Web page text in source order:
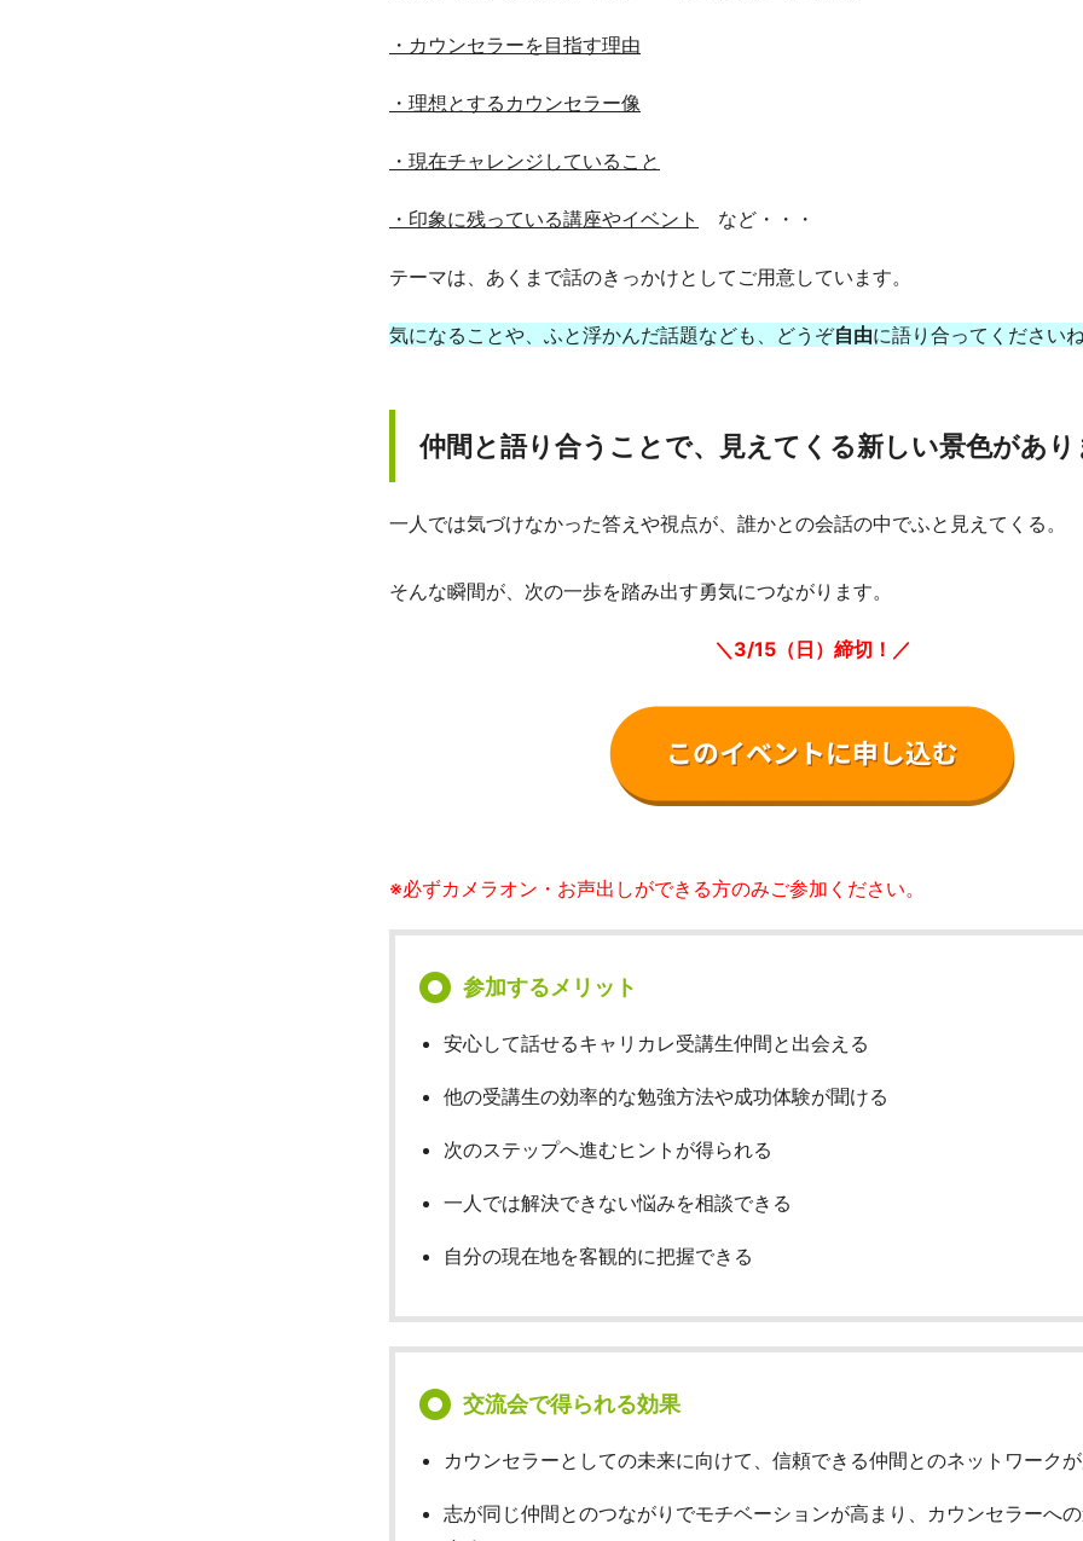
・カウンセラーを目指す理由
・理想とするカウンセラー像
・現在チャレンジしていること
・印象に残っている講座やイベント など・・・
テーマは、あくまで話のきっかけとしてご用意しています。
気になることや、ふと浮かんだ話題なども、どうぞ自由に語り合ってください
仲間と語り合うことで、見えてくる新しい景色があ
一人では気づけなかった答えや視点が、誰かとの会話の中でふと見えてくる。
そんな瞬間が、次の一歩を踏み出す勇気につながります。
＼3/15（日）締切！／
※必ずカメラオン・お声出しができる方のみご参加ください。
参加するメリット
安心して話せるキャリカレ受講生仲間と出会える
他の受講生の効率的な勉強方法や成功体験が聞ける
次のステップへ進むヒントが得られる
一人では解決できない悩みを相談できる
自分の現在地を客観的に把握できる
交流会で得られる効果
カウンセラーとしての未来に向けて、信頼できる仲間とのネットワーク
志が同じ仲間とのつながりでモチベーションが高まり、カウンセラーへ